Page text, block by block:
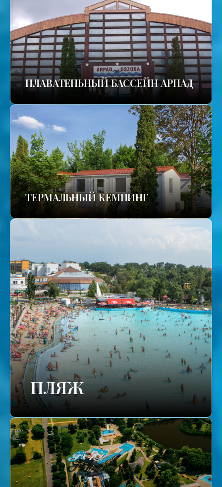
ПЛАВАТЕПЬНЫЙ БАССЕЙН АРПАД
ТЕРМАЛЬНЫЙ КЕМПИНГ
ПЛЯЖ